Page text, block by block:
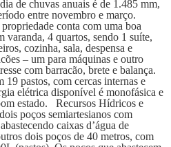
de chuvas anuais é de 1.485 mm,
entre novembro e março.
conta com uma boa
varanda, 4 quartos, sendo 1 suíte,
cozinha, sala, despensa e
– um para máquinas e outro
com barracão, brete e balança.
pastos, com cercas internas e
elétrica disponível é monofásica e
estado. Recursos Hídricos e
poços semiartesianos com
caixas d’água de
dois poços de 40 metros, com